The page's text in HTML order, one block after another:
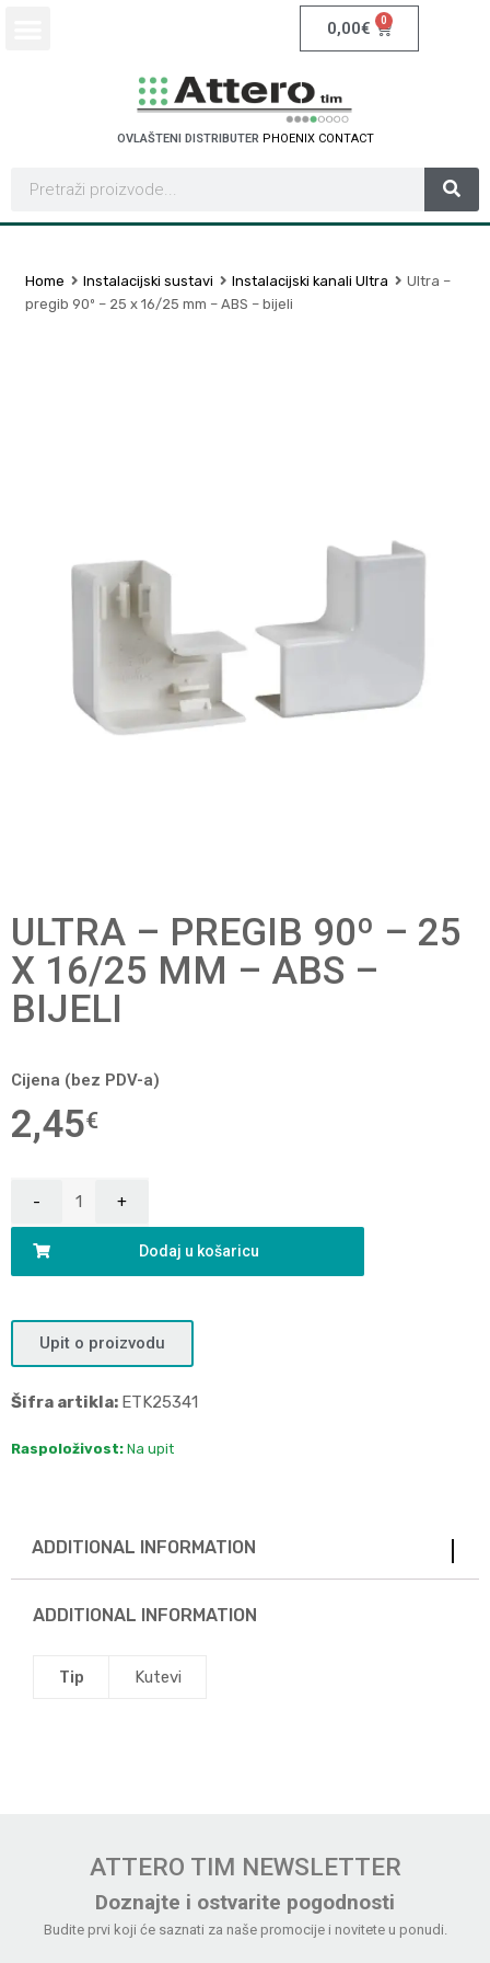
0,00€ 0
OVLAŠTENI DISTRIBUTER PHOENIX CONTACT
Home Instalacijski sustavi Instalacijski kanali Ultra
Ultra –
pregib 90º – 25 x 16/25 mm – ABS – bijeli
ULTRA – PREGIB 90º – 25
X 16/25 MM – ABS –
BIJELI
Cijena (bez PDV-a)
2,45€
Dodaj u košaricu
Upit o proizvodu
Šifra artikla: ETK25341
Raspoloživost: Na upit
ADDITIONAL INFORMATION
ADDITIONAL INFORMATION
Tip Kutevi
ATTERO TIM NEWSLETTER
Doznajte i ostvarite pogodnosti
Budite prvi koji će saznati za naše promocije i novitete u ponudi.